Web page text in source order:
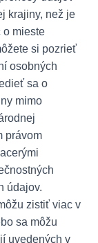
krajiny, než je
o mieste
si pozrieť
osobných
sa o
mimo
právom
údajov.
zistiť viac v
sa môžu
uvedených v